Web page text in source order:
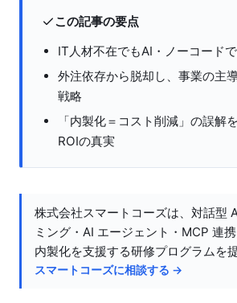
この記事の要点
IT人材不在でもAI・ノーコード
外注依存から脱却し、事業の主
戦略
「内製化＝コスト削減」の誤解
ROIの真実
株式会社スマートコーズは、対話型
ミング・AI エージェント・MCP 連
内製化を支援する研修プログラムを
スマートコーズに相談する →